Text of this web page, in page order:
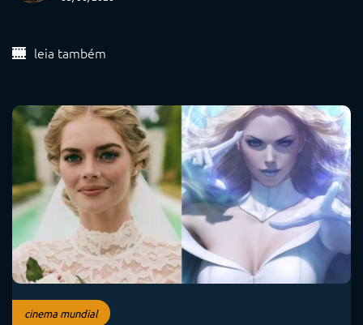
leia também
cinema mundial